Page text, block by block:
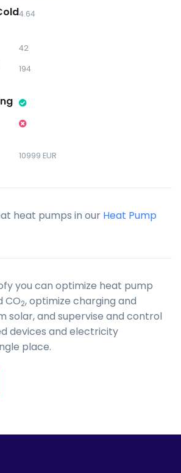
4.64
42
194
10999 EUR
heat pumps in our Heat Pump
you can optimize heat pump
CO2, optimize charging and
solar, and supervise and control
devices and electricity
place.